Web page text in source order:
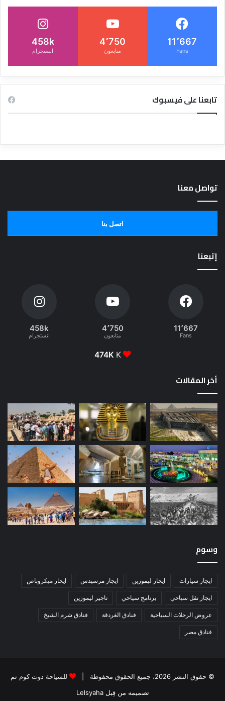
11٬667
Fans
4٬750
متابعون
458k
انستجرام
تابعنا على فيسبوك
تواصل معنا
اتصل بنا
إتبعنا
11٬667
Fans
4٬750
متابعون
458k
انستجرام
474K K
أخر المقالات
وسوم
ايجار سيارات ايجار ليموزين ايجار مرسيدس ايجار ميكروباص
ايجار نقل سياحي برنامج سياحي تاجير ليموزين
عروض الرحلات السياحية فنادق الغردقة فنادق شرم الشيخ
فنادق مصر
© حقوق النشر 2026، جميع الحقوق محفوظة |
للسياحة دوت كوم تم
تصميمه من قِبل Lelsyaha